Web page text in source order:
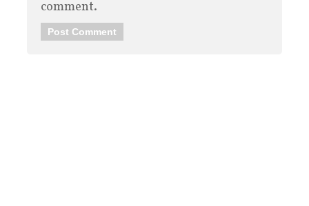
comment.